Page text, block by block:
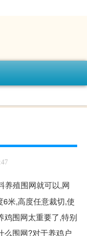
养殖围网就可以,网
米,高度任意裁切,使
鸡围网太重要了,特别
么围网?对于养鸡户